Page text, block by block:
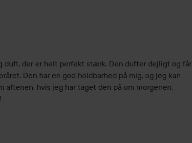
oprettet 1 år
duft, der er helt perfekt stærk. Den dufter dejligt og får
Den har en god holdbarhed på mig, og jeg kan
aftenen, hvis jeg har taget den på om morgenen.